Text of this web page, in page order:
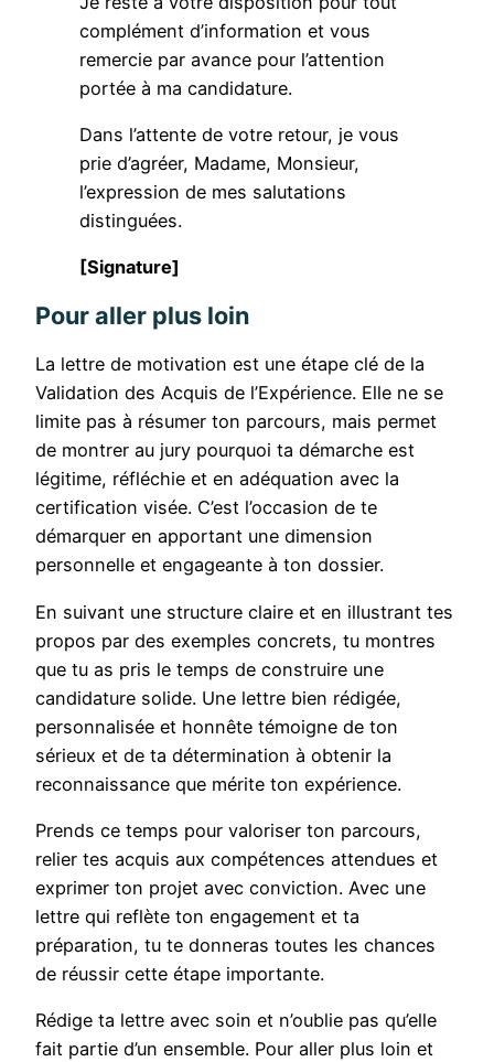
complément d’information et vous
remercie par avance pour l’attention
portée à ma candidature.
Dans l’attente de votre retour, je vous
prie d’agréer, Madame, Monsieur,
l’expression de mes salutations
distinguées.
[Signature]
Pour aller plus loin
La lettre de motivation est une étape clé de la
Validation des Acquis de l’Expérience. Elle ne se
limite pas à résumer ton parcours, mais permet
de montrer au jury pourquoi ta démarche est
légitime, réfléchie et en adéquation avec la
certification visée. C’est l’occasion de te
démarquer en apportant une dimension
personnelle et engageante à ton dossier.
En suivant une structure claire et en illustrant tes
propos par des exemples concrets, tu montres
que tu as pris le temps de construire une
candidature solide. Une lettre bien rédigée,
personnalisée et honnête témoigne de ton
sérieux et de ta détermination à obtenir la
reconnaissance que mérite ton expérience.
Prends ce temps pour valoriser ton parcours,
relier tes acquis aux compétences attendues et
exprimer ton projet avec conviction. Avec une
lettre qui reflète ton engagement et ta
préparation, tu te donneras toutes les chances
de réussir cette étape importante.
Rédige ta lettre avec soin et n’oublie pas qu’elle
fait partie d’un ensemble. Pour aller plus loin et